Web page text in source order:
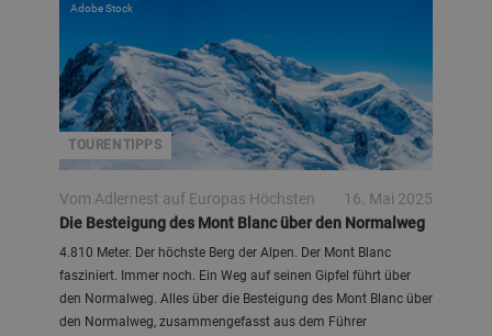
TOURENTIPPS
Adobe Stock
Vom Adlernest auf Europas Höchsten
16. Mai 2025
Die Besteigung des Mont Blanc über den Normalweg
4.810 Meter. Der höchste Berg der Alpen. Der Mont Blanc
fasziniert. Immer noch. Ein Weg auf seinen Gipfel führt über
den Normalweg. Alles über die Besteigung des Mont Blanc über
den Normalweg, zusammengefasst aus dem Führer